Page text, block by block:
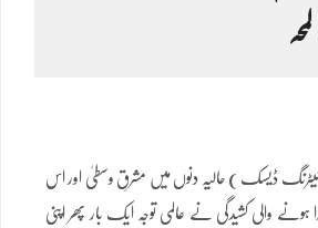
مانیٹرنگ ڈیسک ) حالیہ دنوں میں مشرقِ وسطیٰ اور اس
والی کشیدگی نے عالمی توجہ ایک بار پھر اپنی